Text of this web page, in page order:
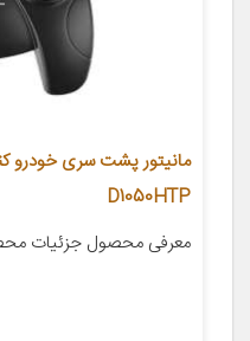
D1050HTP
معرفی محصول جزئیات